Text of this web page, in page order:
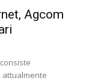
Agcom
attualmente